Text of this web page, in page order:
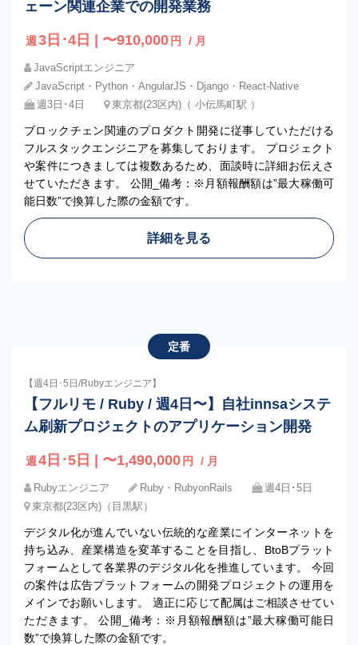
ェーン関連企業での開発業務
週 3日･4日 | 〜910,000 円 / 月
JavaScriptエンジニア
JavaScript・Python・AngularJS・Django・React-Native
週3日･4日
東京都(23区内)（ 小伝馬町駅 ）
ブロックチェン関連のプロダクト開発に従事していただける
フルスタックエンジニアを募集しております。 プロジェクト
や案件につきましては複数あるため、面談時に詳細お伝えさ
せていただきます。 公開_備考：※月額報酬額は”最大稼働可
能日数”で換算した際の金額です。
詳細を見る
定番
【週4日･5日/Rubyエンジニア】
【フルリモ / Ruby / 週4日〜】自社innsaシステ
ム刷新プロジェクトのアプリケーション開発
週 4日･5日 | 〜1,490,000 円 / 月
Rubyエンジニア Ruby・RubyonRails
週4日･5日
東京都(23区内)（目黒駅）
デジタル化が進んでいない伝統的な産業にインターネットを
持ち込み、産業構造を変革することを目指し、BtoBプラット
フォームとして各業界のデジタル化を推進しています。 今回
の案件は広告プラットフォームの開発プロジェクトの運用を
メインでお願いします。 適正に応じて配属はご相談させてい
ただきます。 公開_備考：※月額報酬額は”最大稼働可能日
数”で換算した際の金額です。